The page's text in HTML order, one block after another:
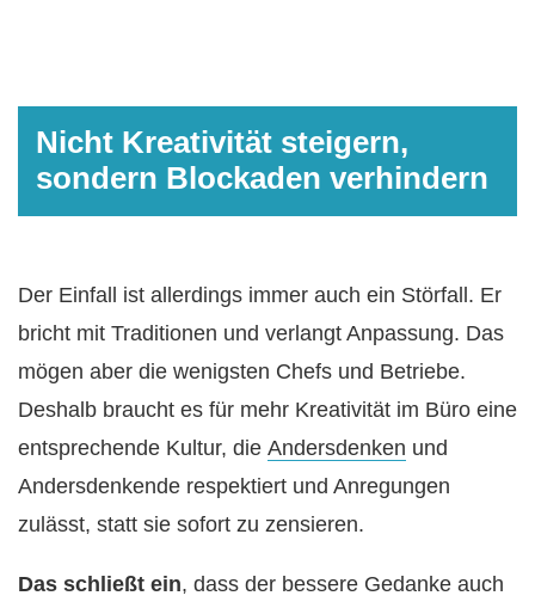
Nicht Kreativität steigern,
sondern Blockaden verhindern
Der Einfall ist allerdings immer auch ein Störfall. Er
bricht mit Traditionen und verlangt Anpassung. Das
mögen aber die wenigsten Chefs und Betriebe.
Deshalb braucht es für mehr Kreativität im Büro eine
entsprechende Kultur, die Andersdenken und
Andersdenkende respektiert und Anregungen
zulässt, statt sie sofort zu zensieren.
Das schließt ein, dass der bessere Gedanke auch